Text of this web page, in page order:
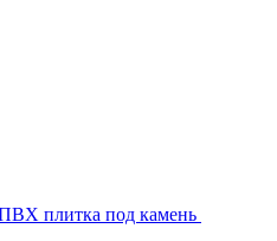
плитка под камень